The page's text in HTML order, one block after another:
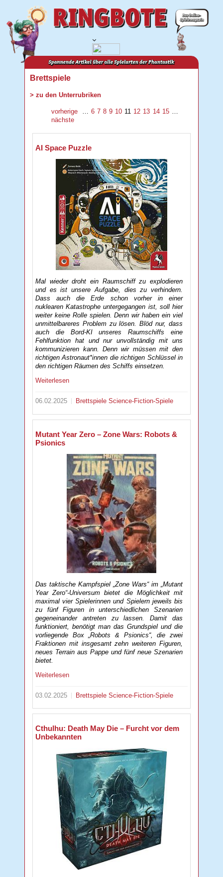
Brettspiele
> zu den Unterrubriken
vorherige … 6 7 8 9 10 11 12 13 14 15 …
nächste
AI Space Puzzle
Mal wieder droht ein Raumschiff zu explodieren
und es ist unsere Aufgabe, dies zu verhindern.
Dass auch die Erde schon vorher in einer
nuklearen Katastrophe untergegangen ist, soll hier
weiter keine Rolle spielen. Denn wir haben ein viel
unmittelbareres Problem zu lösen. Blöd nur, dass
auch die Bord-KI unseres Raumschiffs eine
Fehlfunktion hat und nur unvollständig mit uns
kommunizieren kann. Denn wir müssen mit den
richtigen Astronaut*innen die richtigen Schlüssel in
den richtigen Räumen des Schiffs einsetzen.
Weiterlesen
06.02.2025 BrettspieleScience-Fiction-Spiele
Mutant Year Zero – Zone Wars: Robots &
Psionics
Das taktische Kampfspiel „Zone Wars“ im „Mutant
Year Zero“-Universum bietet die Möglichkeit mit
maximal vier Spielerinnen und Spielern jeweils bis
zu fünf Figuren in unterschiedlichen Szenarien
gegeneinander antreten zu lassen. Damit das
funktioniert, benötigt man das Grundspiel und die
vorliegende Box „Robots & Psionics“, die zwei
Fraktionen mit insgesamt zehn weiteren Figuren,
neues Terrain aus Pappe und fünf neue Szenarien
bietet.
Weiterlesen
03.02.2025 BrettspieleScience-Fiction-Spiele
Cthulhu: Death May Die – Furcht vor dem
Unbekannten